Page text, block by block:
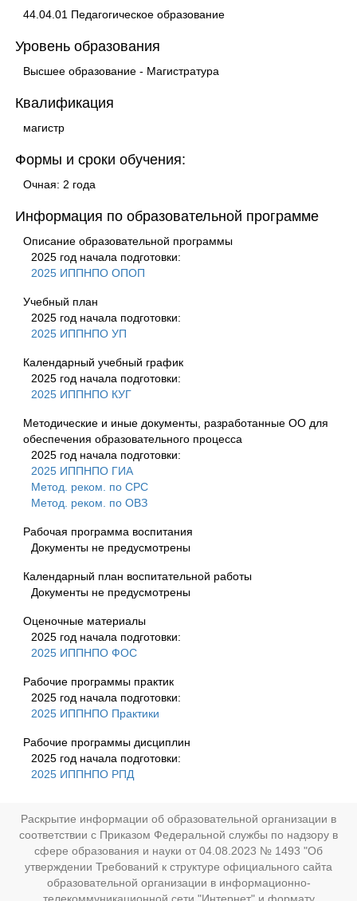
44.04.01 Педагогическое образование
Уровень образования
Высшее образование - Магистратура
Квалификация
магистр
Формы и сроки обучения:
Очная: 2 года
Информация по образовательной программе
Описание образовательной программы
2025 год начала подготовки:
2025 ИППНПО ОПОП
Учебный план
2025 год начала подготовки:
2025 ИППНПО УП
Календарный учебный график
2025 год начала подготовки:
2025 ИППНПО КУГ
Методические и иные документы, разработанные ОО для
обеспечения образовательного процесса
2025 год начала подготовки:
2025 ИППНПО ГИА
Метод. реком. по СРС
Метод. реком. по ОВЗ
Рабочая программа воспитания
Документы не предусмотрены
Календарный план воспитательной работы
Документы не предусмотрены
Оценочные материалы
2025 год начала подготовки:
2025 ИППНПО ФОС
Рабочие программы практик
2025 год начала подготовки:
2025 ИППНПО Практики
Рабочие программы дисциплин
2025 год начала подготовки:
2025 ИППНПО РПД
Раскрытие информации об образовательной организации в
соответствии с Приказом Федеральной службы по надзору в
сфере образования и науки от 04.08.2023 № 1493 "Об
утверждении Требований к структуре официального сайта
образовательной организации в информационно-